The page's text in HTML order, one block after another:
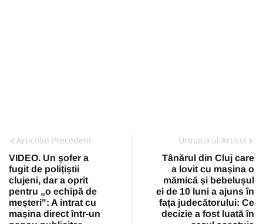
Articolul Precedent
VIDEO. Un șofer a
fugit de polițiștii
clujeni, dar a oprit
pentru „o echipă de
meșteri": A intrat cu
mașina direct într-un
Urmatorul Articol
Tânărul din Cluj care
a lovit cu mașina o
mămică și bebelușul
ei de 10 luni a ajuns în
fața judecătorului: Ce
decizie a fost luată în